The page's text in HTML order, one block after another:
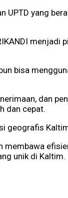
UPTD yang
bisa
dan
dan cepat.
membawa
unik di Kaltim.